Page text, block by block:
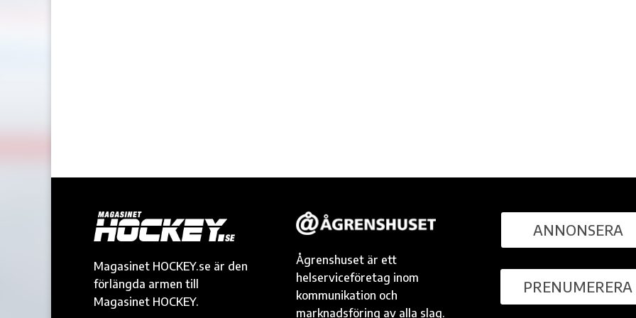
Magasinet HOCKEY.se är den
förlängda armen till
Magasinet HOCKEY.
Ågrenshuset är ett
helserviceföretag inom
kommunikation och
marknadsföring av alla slag.
ANNONSERA
PRENUMERERA